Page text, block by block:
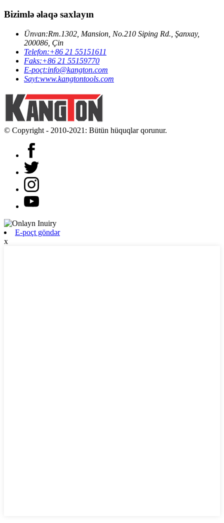
Bizimlə əlaqə saxlayın
Ünvan:Rm.1302, Mansion, No.210 Siping Rd., Şanxay,
200086, Çin
Telefon:+86 21 55151611
Faks:+86 21 55159770
E-poçt:info@kangton.com
Sayt:www.kangtontools.com
© Copyright - 2010-2021: Bütün hüquqlar qorunur.
E-poçt göndər
x